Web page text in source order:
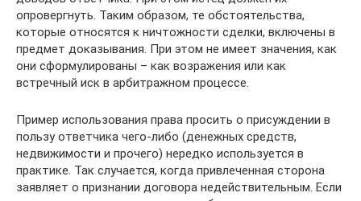
опровергнуть. Таким образом, те обстоятельства,
которые относятся к ничтожности сделки, включены в
предмет доказывания. При этом не имеет значения, как
они сформулированы – как возражения или как
встречный иск в арбитражном процессе.
Пример использования права просить о присуждении в
пользу ответчика чего-либо (денежных средств,
недвижимости и прочего) нередко используется в
практике. Так случается, когда привлеченная сторона
заявляет о признании договора недействительным. Если